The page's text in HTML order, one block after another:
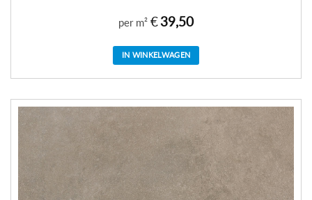
per m² €39,50
IN WINKELWAGEN